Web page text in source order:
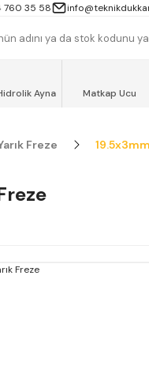
İÇİN 13000TL ve ÜZERİ
760 35 58
Ayna Matkap Ucu
Freze